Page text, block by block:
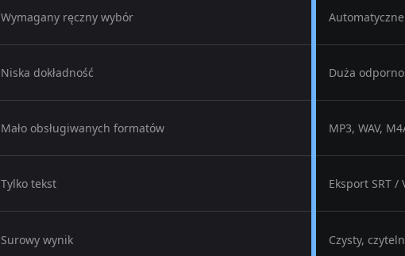
Wymagany ręczny wybór
Niska dokładność
Mało obsługiwanych formatów
Tylko tekst
Surowy wynik
Duża
MP3, WAV,
Eksport SRT /
Czysty,